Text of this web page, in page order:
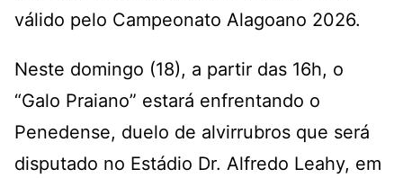
válido pelo Campeonato Alagoano 2026.
Neste domingo (18), a partir das 16h, o
“Galo Praiano” estará enfrentando o
Penedense, duelo de alvirrubros que será
disputado no Estádio Dr. Alfredo Leahy, em